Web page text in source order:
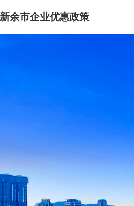
新余市企业优惠政策